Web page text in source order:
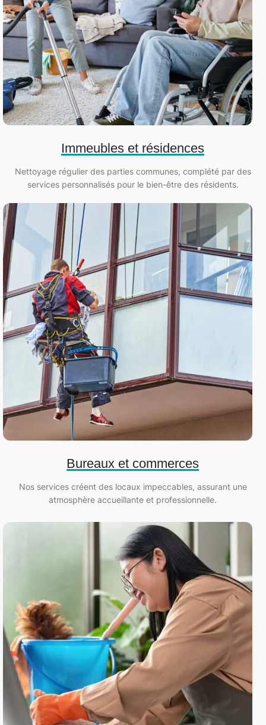
Immeubles et résidences
Nettoyage régulier des parties communes, complété par des
services personnalisés pour le bien-être des résidents.
Bureaux et commerces
Nos services créent des locaux impeccables, assurant une
atmosphère accueillante et professionnelle.